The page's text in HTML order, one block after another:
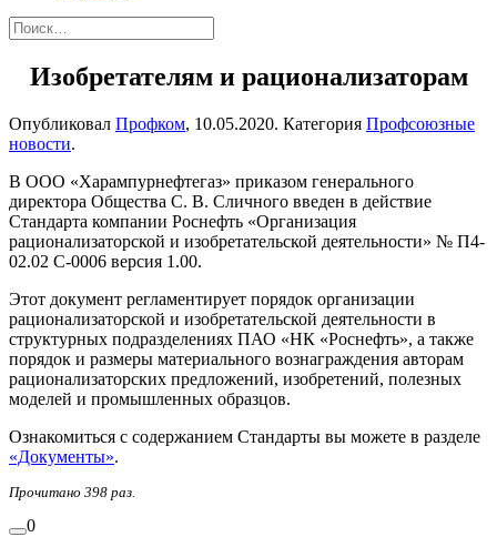
Изобретателям и рационализаторам
Опубликовал Профком, 10.05.2020. Категория Профсоюзные
новости.
В ООО «Харампурнефтегаз» приказом генерального
директора Общества С. В. Сличного введен в действие
Стандарта компании Роснефть «Организация
рационализаторской и изобретательской деятельности» № П4-
02.02 С-0006 версия 1.00.
Этот документ регламентирует порядок организации
рационализаторской и изобретательской деятельности в
структурных подразделениях ПАО «НК «Роснефть», а также
порядок и размеры материального вознаграждения авторам
рационализаторских предложений, изобретений, полезных
моделей и промышленных образцов.
Ознакомиться с содержанием Стандарты вы можете в разделе
«Документы».
Прочитано 398 раз.
0